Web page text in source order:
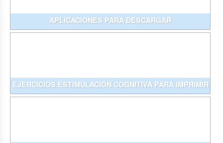
APLICACIONES PARA DESCARGAR
EJERCICIOS ESTIMULACIÓN COGNITIVA PARA IMPRIMIR